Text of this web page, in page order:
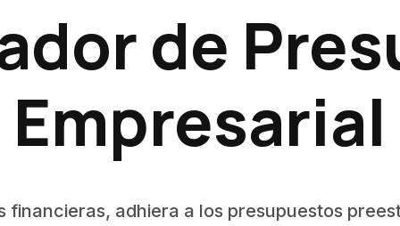
de
Empresarial
financieras, adhiera a los presupuestos